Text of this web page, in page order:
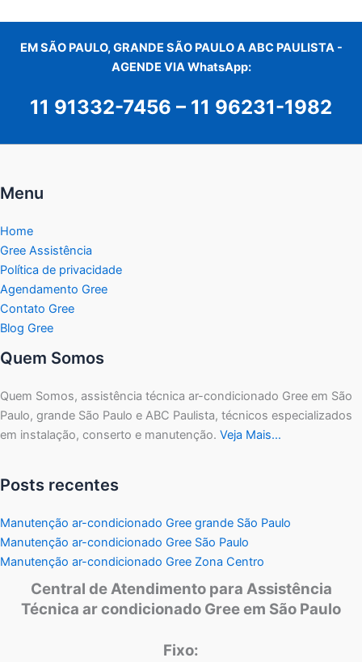
EM SÃO PAULO, GRANDE SÃO PAULO A ABC PAULISTA -
AGENDE VIA WhatsApp:
11 91332-7456 – 11 96231-1982
Menu
Home
Gree Assistência
Política de privacidade
Agendamento Gree
Contato Gree
Blog Gree
Quem Somos
Quem Somos, assistência técnica ar-condicionado Gree em São
Paulo, grande São Paulo e ABC Paulista, técnicos especializados
em instalação, conserto e manutenção. Veja Mais…
Posts recentes
Manutenção ar-condicionado Gree grande São Paulo
Manutenção ar-condicionado Gree São Paulo
Manutenção ar-condicionado Gree Zona Centro
Central de Atendimento para Assistência
Técnica ar condicionado Gree em São Paulo
Fixo: